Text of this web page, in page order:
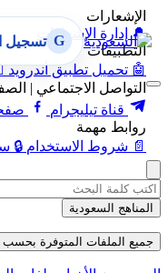
الإشعارات
🔔 إدارة الإشعارات
التطبيقات
🤖 تحميل تطبيق أندرويد
التواصل الاجتماعي |
قناة تيليجرام
روابط مهمة
📄 شروط الاستخدام 🔒
G تسجيل
المناهج السعودية
جميع الملفات المتوفرة بحسب